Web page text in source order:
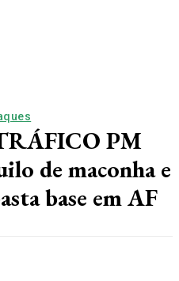
PM
de maconha e
base em AF